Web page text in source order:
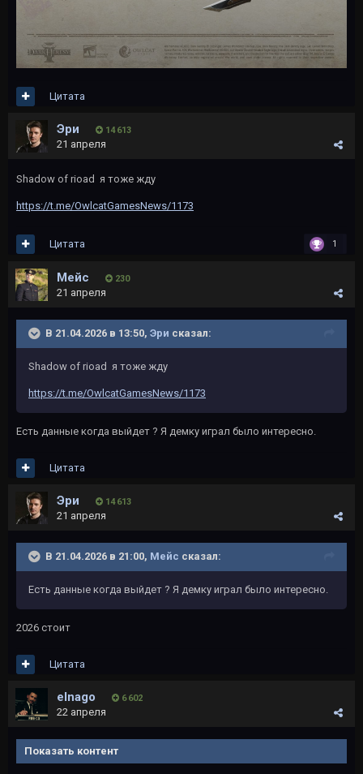
Цитата
Эри 14 613
21 апреля
Shadow of rioad я тоже жду
https://t.me/OwlcatGamesNews/1173
1
Цитата
Мейс 230
21 апреля
В 21.04.2026 в 13:50, Эри сказал:
Shadow of rioad я тоже жду
https://t.me/OwlcatGamesNews/1173
Есть данные когда выйдет ? Я демку играл было интересно.
Цитата
Эри 14 613
21 апреля
В 21.04.2026 в 21:00, Мейс сказал:
Есть данные когда выйдет ? Я демку играл было интересно.
2026 стоит
Цитата
elnago 6 602
22 апреля
Показать контент